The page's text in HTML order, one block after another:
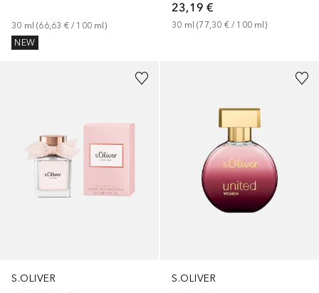
30 ml (66,63 € / 100 ml )
NEW
23,19 €
30 ml (77,30 € / 100 ml )
S.OLIVER
S.OLIVER